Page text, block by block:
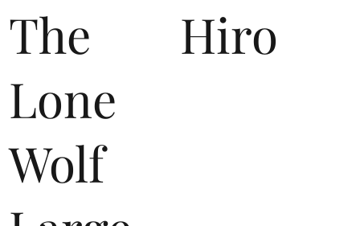
The
Lone
Wolf
Hiro